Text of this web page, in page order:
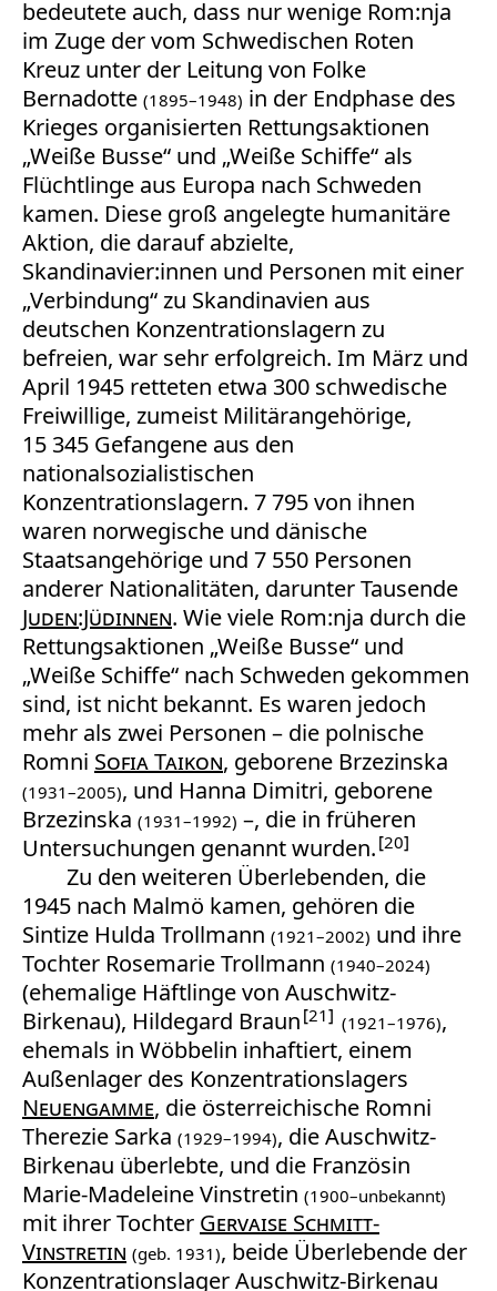
bedeutete auch, dass nur wenige Rom:nja
im Zuge der vom Schwedischen Roten
Kreuz unter der Leitung von Folke
Bernadotte (1895–1948) in der Endphase des
Krieges organisierten Rettungsaktionen
„Weiße Busse“ und „Weiße Schiffe“ als
Flüchtlinge aus Europa nach Schweden
kamen. Diese groß angelegte humanitäre
Aktion, die darauf abzielte,
Skandinavier:innen und Personen mit einer
„Verbindung“ zu Skandinavien aus
deutschen Konzentrationslagern zu
befreien, war sehr erfolgreich. Im März und
April 1945 retteten etwa 300 schwedische
Freiwillige, zumeist Militärangehörige,
15 345 Gefangene aus den
nationalsozialistischen
Konzentrationslagern. 7 795 von ihnen
waren norwegische und dänische
Staatsangehörige und 7 550 Personen
anderer Nationalitäten, darunter Tausende
Juden:Jüdinnen. Wie viele Rom:nja durch die
Rettungsaktionen „Weiße Busse“ und
„Weiße Schiffe“ nach Schweden gekommen
sind, ist nicht bekannt. Es waren jedoch
mehr als zwei Personen – die polnische
Romni Sofia Taikon, geborene Brzezinska
(1931–2005), und Hanna Dimitri, geborene
Brzezinska (1931–1992) –, die in früheren
Untersuchungen genannt wurden. 20
Zu den weiteren Überlebenden, die
1945 nach Malmö kamen, gehören die
Sintize Hulda Trollmann (1921–2002) und ihre
Tochter Rosemarie Trollmann (1940–2024)
(ehemalige Häftlinge von Auschwitz-
Birkenau), Hildegard Braun 21 (1921–1976),
ehemals in Wöbbelin inhaftiert, einem
Außenlager des Konzentrationslagers
Neuengamme, die österreichische Romni
Therezie Sarka (1929–1994), die Auschwitz-
Birkenau überlebte, und die Französin
Marie-Madeleine Vinstretin (1900–unbekannt)
mit ihrer Tochter Gervaise Schmitt-
Vinstretin (geb. 1931), beide Überlebende der
Konzentrationslager Auschwitz-Birkenau